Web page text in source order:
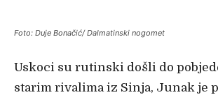
Foto: Duje Bonačić/ Dalmatinski nogomet
Uskoci su rutinski došli do
starim rivalima iz Sinja, Junak je